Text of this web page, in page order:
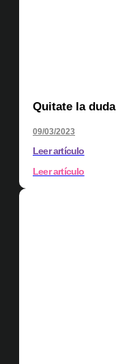
Quitate la duda
09/03/2023
Leer artículo
Leer artículo